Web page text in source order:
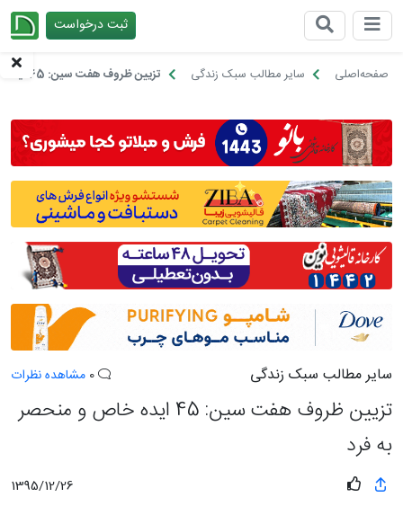
ثبت درخواست
صفحه‌اصلی سایر مطالب سبک زندگی تزیین ظروف هفت سین: 45 ایده خاص و منحصر به فرد
سایر مطالب سبک زندگی مشاهده نظرات
تزیین ظروف هفت سین: 45 ایده خاص و منحصر
به فرد
1395/12/26